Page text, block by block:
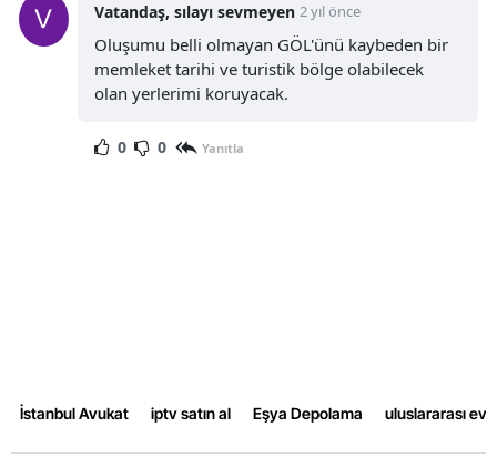
Vatandaş, sılayı sevmeyen 2 yıl önce
Oluşumu belli olmayan GÖL'ünü kaybeden bir
memleket tarihi ve turistik bölge olabilecek
olan yerlerimi koruyacak.
0 0 Yanıtla
İstanbul Avukat iptv satın al Eşya Depolama uluslararası